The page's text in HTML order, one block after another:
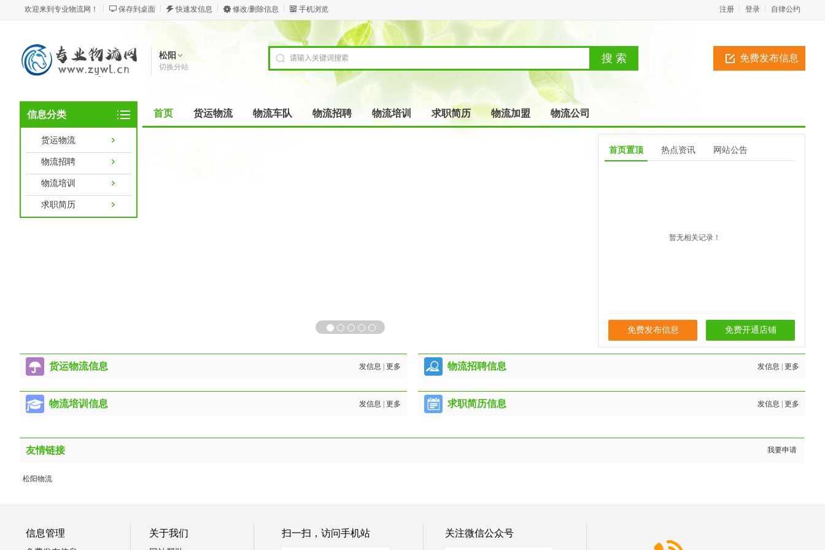
欢迎来到专业物流网！ 保存到桌面 快速发信息 修改/删除信息 手机浏览 自律公约
登录
注册
松阳
切换分站
免费发布信息
信息分类
货运物流
物流招聘
物流培训
求职简历
首页 货运物流 物流车队 物流招聘 物流培训 求职简历 物流加盟 物流公司
首页置顶 热点资讯 网站公告
暂无相关记录！
免费发布信息 免费开通店铺
货运物流信息 发信息 更多 物流招聘信息 发信息 更多
物流培训信息 发信息 更多 求职简历信息 发信息 更多
友情链接 我要申请
松阳物流
信息管理 关于我们 扫一扫，访问手机站 关注微信公众号